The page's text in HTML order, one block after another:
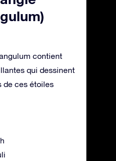
contient
qui dessinent
de ces étoiles